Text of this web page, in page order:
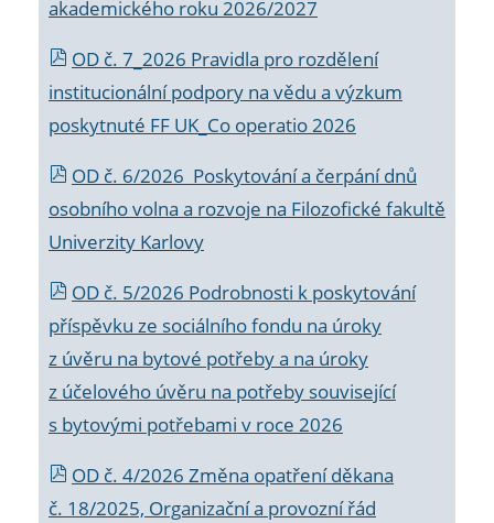
akademického roku 2026/2027
OD č. 7_2026 Pravidla pro rozdělení
institucionální podpory na vědu a výzkum
poskytnuté FF UK_Co operatio 2026
OD č. 6/2026 Poskytování a čerpání dnů
osobního volna a rozvoje na Filozofické fakultě
Univerzity Karlovy
OD č. 5/2026 Podrobnosti k poskytování
příspěvku ze sociálního fondu na úroky
z úvěru na bytové potřeby a na úroky
z účelového úvěru na potřeby související
s bytovými potřebami v roce 2026
OD č. 4/2026 Změna opatření děkana
č. 18/2025, Organizační a provozní řád